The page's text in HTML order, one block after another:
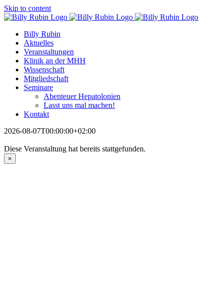
Skip to content
Billy Rubin
Aktuelles
Veranstaltungen
Klinik an der MHH
Wissenschaft
Mitgliedschaft
Seminare
Abenteuer Hepatolonien
Lasst uns mal machen!
Kontakt
2026-08-07T00:00:00+02:00
Diese Veranstaltung hat bereits stattgefunden.
×